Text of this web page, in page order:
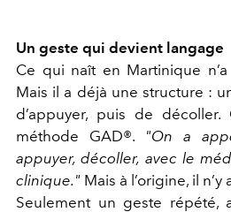
Un geste qui devient langage
Ce qui naît en Martinique
Mais il a déjà une structure :
d’appuyer, puis de
méthode GAD®. "On a
appuyer, décoller, avec le
clinique." Mais à l’origine, il
Seulement un geste répété,